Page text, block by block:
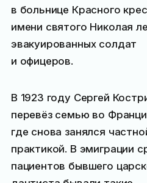
в больнице Красного
имени святого Николая
эвакуированных солдат
и офицеров.
В 1923 году Сергей
перевёз семью во
где снова занялся
практикой. В эмиграции
пациентов бывшего